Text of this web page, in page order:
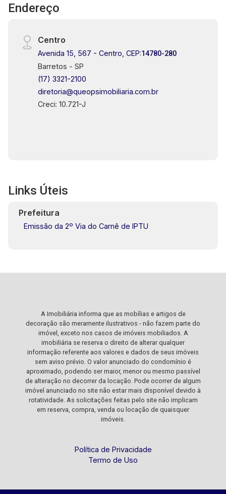
Endereço
Centro
Avenida 15, 567 - Centro, CEP:14780-280
Barretos - SP
(17) 3321-2100
diretoria@queopsimobiliaria.com.br
Creci: 10.721-J
Links Úteis
Prefeitura
Emissão da 2º Via do Carnê de IPTU
A Imobiliária informa que as mobílias e artigos de
decoração são meramente ilustrativos - não fazem parte do
imóvel, exceto nos casos de imóveis mobiliados. A
imobiliária se reserva o direito de alterar qualquer
informação referente aos valores e dados de seus imóveis
sem aviso prévio. O valor anunciado do condomínio é
aproximado, podendo ser maior, menor ou mesmo passível
de alteração no decorrer da locação. Pode ocorrer de algum
imóvel anunciado no site não estar mais disponível devido à
rotatividade. As solicitações feitas pelo site não implicam
em reserva, compra, venda ou locação de quaisquer
imóveis.
Política de Privacidade
Termo de Uso